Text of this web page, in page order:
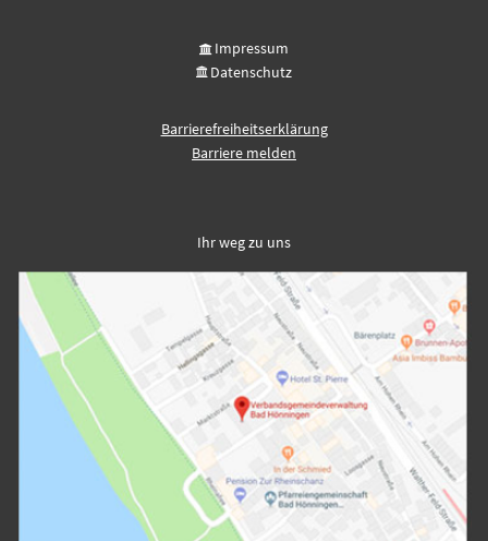
Impressum
Datenschutz
Barrierefreiheitserklärung
Barriere melden
Ihr weg zu uns